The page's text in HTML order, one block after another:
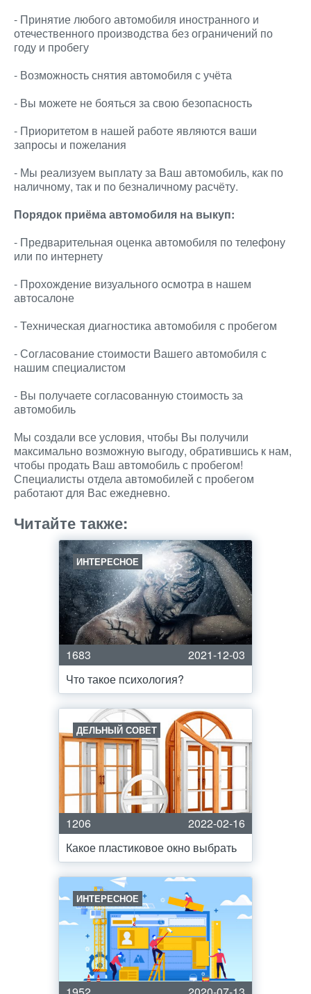
- Принятие любого автомобиля иностранного и
отечественного производства без ограничений по
году и пробегу
- Возможность снятия автомобиля с учёта
- Вы можете не бояться за свою безопасность
- Приоритетом в нашей работе являются ваши
запросы и пожелания
- Мы реализуем выплату за Ваш автомобиль, как по
наличному, так и по безналичному расчёту.
Порядок приёма автомобиля на выкуп:
- Предварительная оценка автомобиля по телефону
или по интернету
- Прохождение визуального осмотра в нашем
автосалоне
- Техническая диагностика автомобиля с пробегом
- Согласование стоимости Вашего автомобиля с
нашим специалистом
- Вы получаете согласованную стоимость за
автомобиль
Мы создали все условия, чтобы Вы получили
максимально возможную выгоду, обратившись к нам,
чтобы продать Ваш автомобиль с пробегом!
Специалисты отдела автомобилей с пробегом
работают для Вас ежедневно.
Читайте также:
ИНТЕРЕСНОЕ
1683
2021-12-03
Что такое психология?
ДЕЛЬНЫЙ СОВЕТ
1206
2022-02-16
Какое пластиковое окно выбрать
ИНТЕРЕСНОЕ